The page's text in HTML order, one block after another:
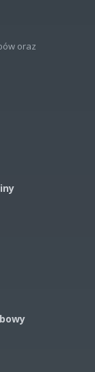
oraz